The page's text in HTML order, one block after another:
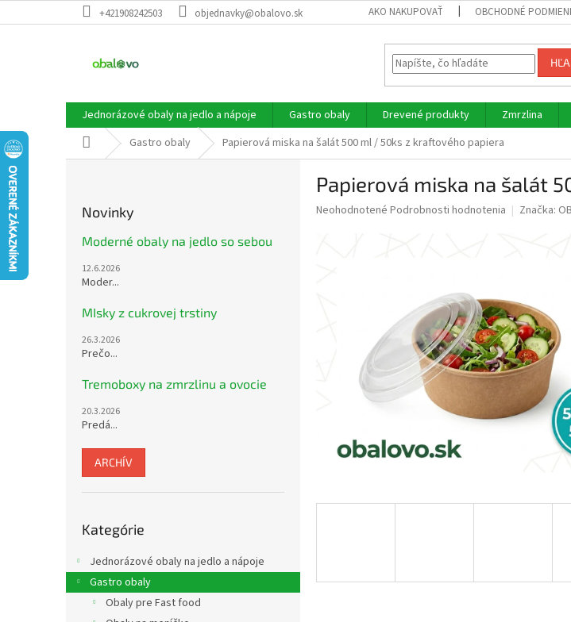
na
+421908242503 objednavky@obalovo.sk AKO NAKUPOVAŤ OBCHODNÉ
Jednorázové obaly na jedlo a nápoje Gastro obaly Drevené produkty Zmrzlina
Domov Gastro obaly Papierová miska na šalát 500 ml / 50ks z kraftového papiera
Novinky
Moderné obaly na jedlo so sebou
12.6.2026
Moder...
MIsky z cukrovej trstiny
26.3.2026
Prečo...
Tremoboxy na zmrzlinu a ovocie
20.3.2026
Predá...
ARCHÍV
kategórie
Kategórie
Jednorázové obaly na jedlo a nápoje
Gastro obaly
Obaly pre Fast food
Papierová miska na šalát
Priemerné
Neohodnotené Podrobnosti hodnotenia Značka: